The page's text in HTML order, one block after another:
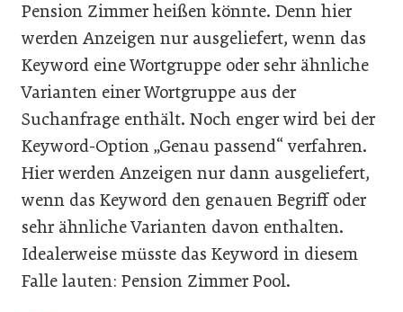
Pension Zimmer heißen könnte. Denn hier
werden Anzeigen nur ausgeliefert, wenn das
Keyword eine Wortgruppe oder sehr ähnliche
Varianten einer Wortgruppe aus der
Suchanfrage enthält. Noch enger wird bei der
Keyword-Option „Genau passend“ verfahren.
Hier werden Anzeigen nur dann ausgeliefert,
wenn das Keyword den genauen Begriff oder
sehr ähnliche Varianten davon enthalten.
Idealerweise müsste das Keyword in diesem
Falle lauten: Pension Zimmer Pool.